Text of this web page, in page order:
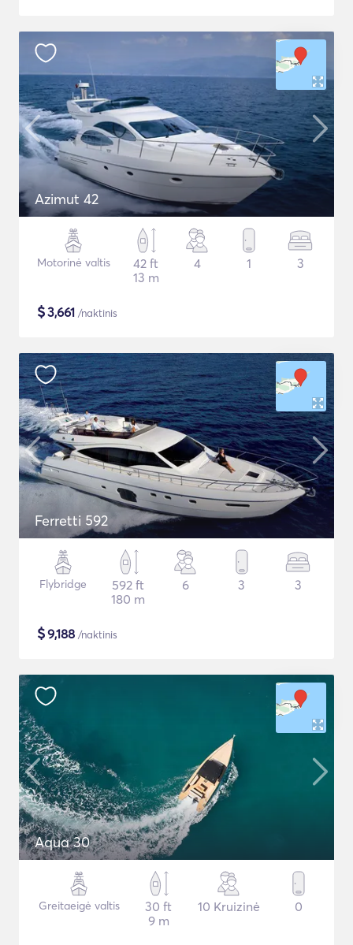
Azimut 42
Motorinė valtis
42 ft
13 m
4 1 3
$3,661 /naktinis
Ferretti 592
Flybridge
592 ft
180 m
6 3 3
$9,188 /naktinis
Aqua 30
Greitaeigė valtis
30 ft
9 m
10 Kruizinė 0